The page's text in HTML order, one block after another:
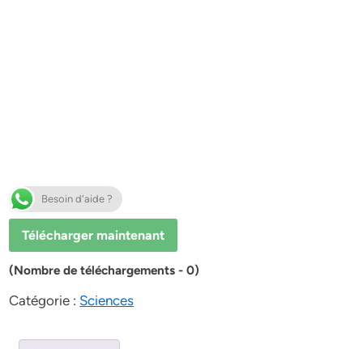
Besoin d'aide ?
Télécharger maintenant
(Nombre de téléchargements - 0)
Catégorie : Sciences